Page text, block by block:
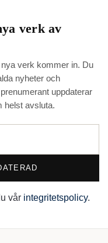
verk av
verk kommer in. Du
nyheter och
uppdaterar
helst avsluta.
vår integritetspolicy.